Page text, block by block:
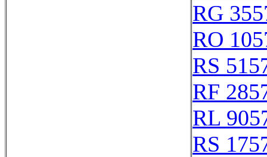
RG
RO
RS
RF
RL
RS